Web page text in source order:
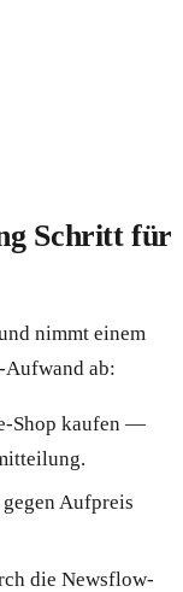
Schritt für
nimmt einem
Aufwand ab:
Shop kaufen —
Aufpreis
die Newsflow-